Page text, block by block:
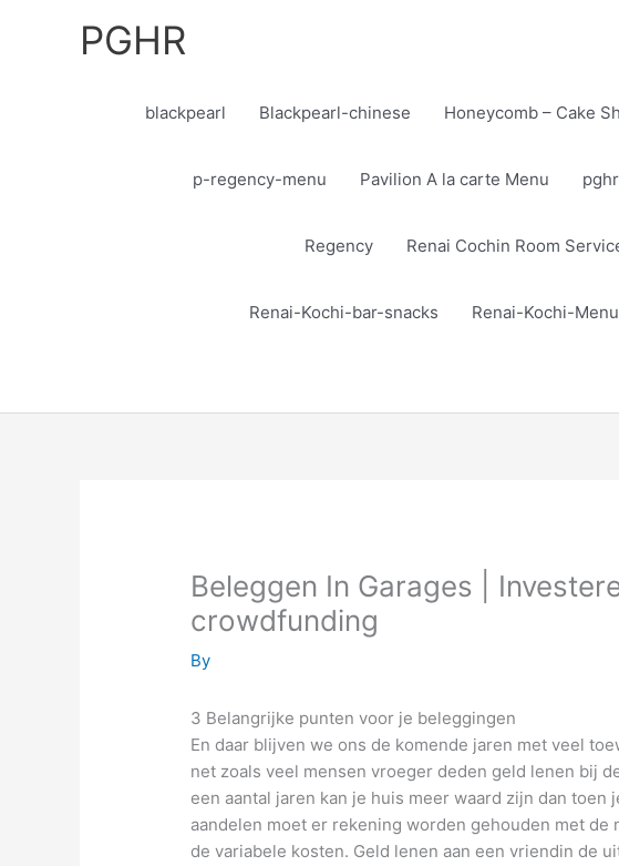
PGHR
blackpearl Blackpearl-chinese Honeycomb – Cake
p-regency-menu Pavilion A la carte Menu pghr
Regency Renai Cochin Room
Renai-Kochi-bar-snacks Renai-Kochi-Menu
Beleggen In Garages |
crowdfunding
By
3 Belangrijke punten voor je beleggingen
En daar blijven we ons de komende jaren met veel
net zoals veel mensen vroeger deden geld lenen bij
een aantal jaren kan je huis meer waard zijn dan
aandelen moet er rekening worden gehouden met de
de variabele kosten. Geld lenen aan een vriendin de